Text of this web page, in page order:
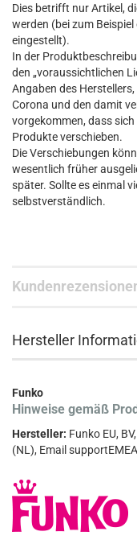
Dies betrifft nur Artikel,
werden (bei zum
eingestellt).
In der
den „voraussichtlichen
Angaben des
Corona und den damit
vorgekommen, dass sich
Produkte verschieben.
Die Verschiebungen
wesentlich früher
später. Sollte es einmal
selbstverständlich.
Hersteller
Funko
Hinweise gemäß
Hersteller: Funko EU,
(NL), Email